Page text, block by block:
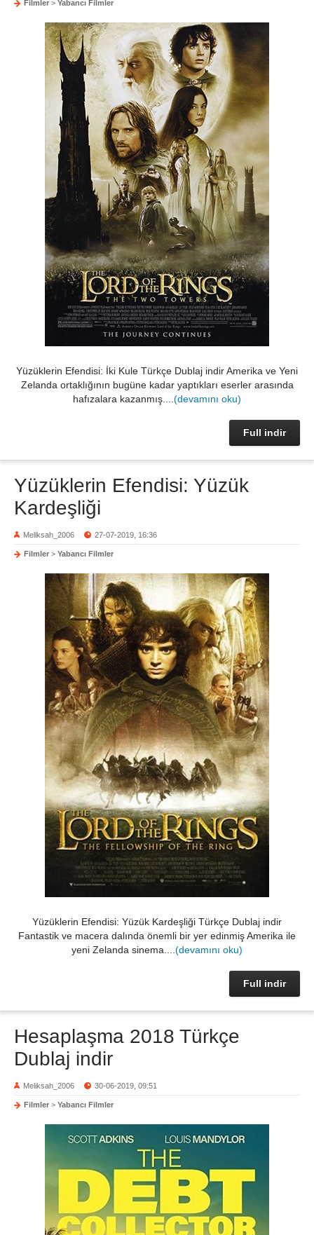
Filmler > Yabancı Filmler
Yüzüklerin Efendisi: İki Kule Türkçe Dublaj indir Amerika ve Yeni
Zelanda ortaklığının bugüne kadar yaptıkları eserler arasında
hafızalara kazanmış.... (devamını oku)
Full indir
Yüzüklerin Efendisi: Yüzük
Kardeşliği
Meliksah_2006 27-07-2019, 16:36
Filmler > Yabancı Filmler
Yüzüklerin Efendisi: Yüzük Kardeşliği Türkçe Dublaj indir
Fantastik ve macera dalında önemli bir yer edinmiş Amerika ile
yeni Zelanda sinema.... (devamını oku)
Full indir
Hesaplaşma 2018 Türkçe
Dublaj indir
Meliksah_2006 30-06-2019, 09:51
Filmler > Yabancı Filmler